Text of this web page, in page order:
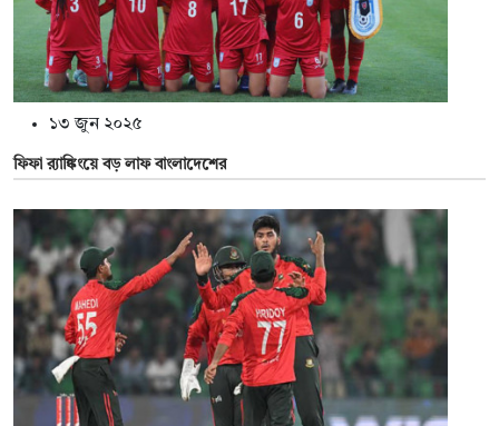
১৩ জুন ২০২৫
ফিফা র‌্যাঙ্কিংয়ে বড় লাফ বাংলাদেশের